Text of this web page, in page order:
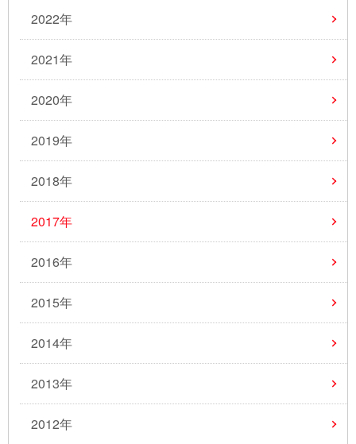
2022年
2021年
2020年
2019年
2018年
2017年
2016年
2015年
2014年
2013年
2012年